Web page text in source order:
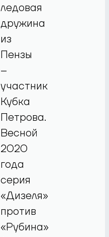
ледовая
дружина
из
Пензы
–
участник
Кубка
Петрова.
Весной
2020
года
серия
«Дизеля»
против
«Рубина»